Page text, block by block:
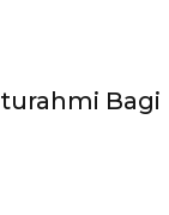
Bagi